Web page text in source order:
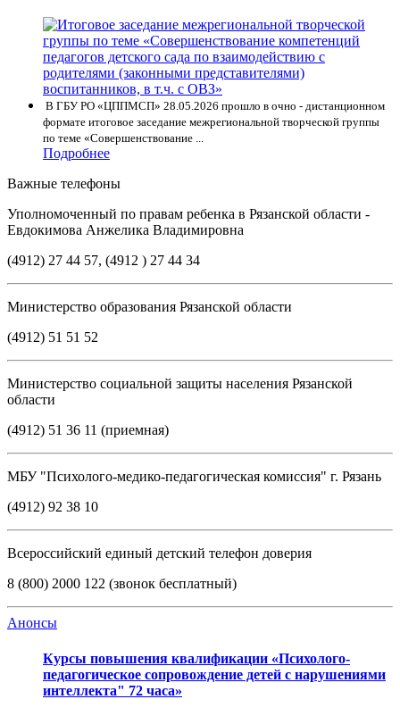
В ГБУ РО «ЦППМСП» 28.05.2026 прошло в очно - дистанционном
формате итоговое заседание межрегиональной творческой группы
по теме «Совершенствование ...
Подробнее
Важные телефоны
Уполномоченный по правам ребенка в Рязанской области -
Евдокимова Анжелика Владимировна
(4912) 27 44 57, (4912 ) 27 44 34
Министерство образования Рязанской области
(4912) 51 51 52
Министерство социальной защиты населения Рязанской
области
(4912) 51 36 11 (приемная)
МБУ "Психолого-медико-педагогическая комиссия" г. Рязань
(4912) 92 38 10
Всероссийский единый детский телефон доверия
8 (800) 2000 122 (звонок бесплатный)
Анонсы
Курсы повышения квалификации «Психолого-
педагогическое сопровождение детей с нарушениями
интеллекта" 72 часа»